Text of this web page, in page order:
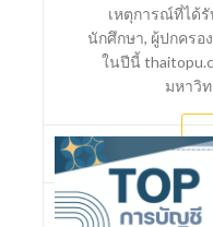
เหตุการณ์ที่ได้
นักศึกษา, ผู้ปกครอ
ในปีนี้
มหาวิ